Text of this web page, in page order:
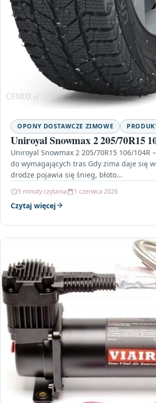
OPONY DOSTAWCZE ZIMOWE
Uniroyal Snowmax 2 205/70R15
Uniroyal Snowmax 2 205/70R15 106/104R
do wymagających tras Gdy zima daje się
drodze pojawia się śnieg, błoto…
5 minuty czytania 1 czerwca 2026
Czytaj więcej